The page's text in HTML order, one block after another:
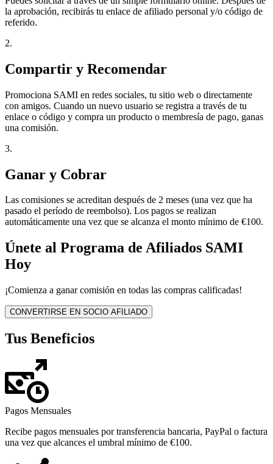
la aprobación, recibirás tu enlace de afiliado personal y/o código de
referido.
2.
Compartir y Recomendar
Promociona SAMI en redes sociales, tu sitio web o directamente
con amigos. Cuando un nuevo usuario se registra a través de tu
enlace o código y compra un producto o membresía de pago, ganas
una comisión.
3.
Ganar y Cobrar
Las comisiones se acreditan después de 2 meses (una vez que ha
pasado el período de reembolso). Los pagos se realizan
automáticamente una vez que se alcanza el monto mínimo de €100.
Únete al Programa de Afiliados SAMI
Hoy
¡Comienza a ganar comisión en todas las compras calificadas!
CONVERTIRSE EN SOCIO AFILIADO
Tus Beneficios
Pagos Mensuales
Recibe pagos mensuales por transferencia bancaria, PayPal o factura
una vez que alcances el umbral mínimo de €100.